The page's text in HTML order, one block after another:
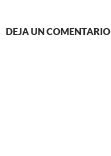
DEJA UN COMENTARIO